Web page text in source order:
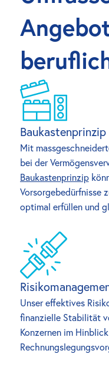
Baukastenprinzip
Mit
Baukastenprinzip
Vorsorgebedürfnisse
optimal erfüllen und
Unser effektives
finanzielle Stabilität
Konzernen im